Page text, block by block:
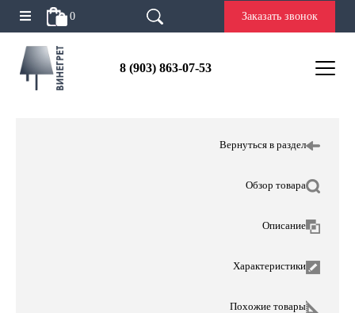
0 Заказать звонок
8 (903) 863-07-53
Вернуться в раздел
Обзор товара
Описание
Характеристики
Похожие товары